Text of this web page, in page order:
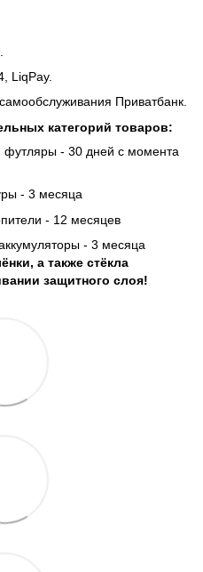
LiqPay.
Приватбанк.
категорий товаров:
- 30 дней с момента
- 3 месяца
- 12 месяцев
- 3 месяца
а также стёкла
защитного слоя!